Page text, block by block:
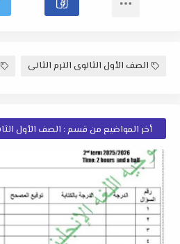
الصف الأول الثانوى الترم الثانى
أخر المواضيع من قسم : الصف الأول